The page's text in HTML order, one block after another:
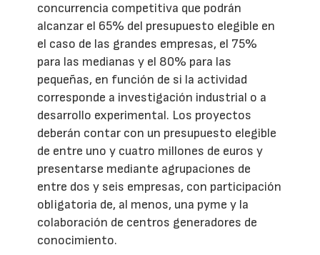
concurrencia competitiva que podrán
alcanzar el 65% del presupuesto elegible en
el caso de las grandes empresas, el 75%
para las medianas y el 80% para las
pequeñas, en función de si la actividad
corresponde a investigación industrial o a
desarrollo experimental. Los proyectos
deberán contar con un presupuesto elegible
de entre uno y cuatro millones de euros y
presentarse mediante agrupaciones de
entre dos y seis empresas, con participación
obligatoria de, al menos, una pyme y la
colaboración de centros generadores de
conocimiento.